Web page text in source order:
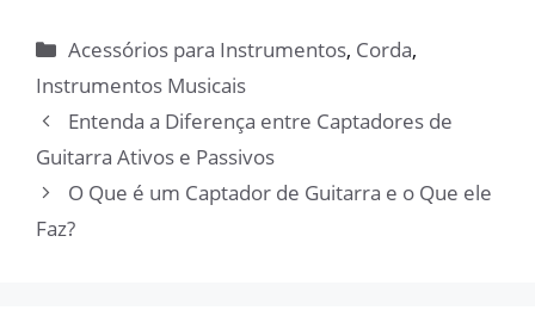
Categorias
Acessórios para Instrumentos, Corda,
Instrumentos Musicais
Entenda a Diferença entre Captadores de
Guitarra Ativos e Passivos
O Que é um Captador de Guitarra e o Que ele
Faz?